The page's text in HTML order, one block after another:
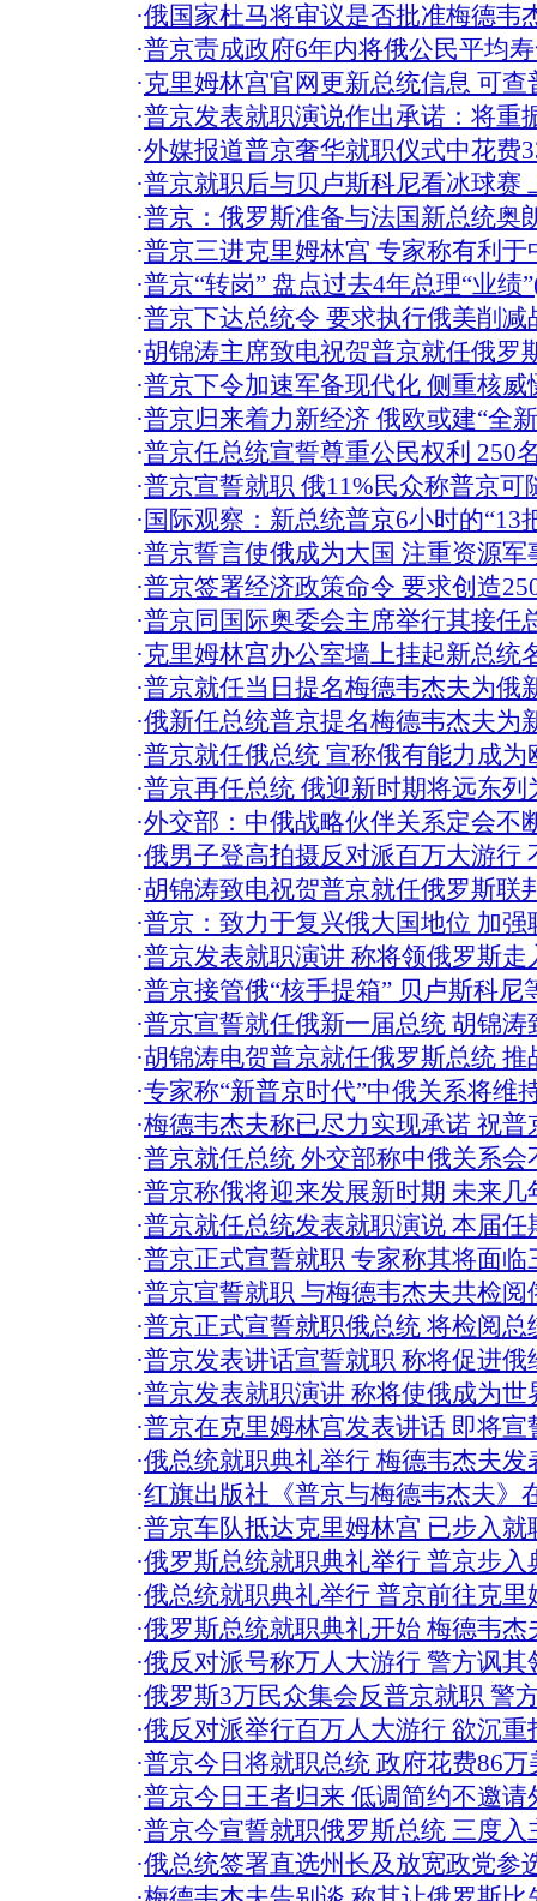
·俄国家杜马将审议是否批准梅德韦
·普京责成政府6年内将俄公民平均
·克里姆林宫官网更新总统信息 可查
·普京发表就职演说作出承诺：将重
·外媒报道普京奢华就职仪式中花费
·普京就职后与贝卢斯科尼看冰球赛
·普京：俄罗斯准备与法国新总统奥
·普京三进克里姆林宫 专家称有利于
·普京“转岗” 盘点过去4年总理“业绩
·普京下达总统令 要求执行俄美削减
·胡锦涛主席致电祝贺普京就任俄罗
·普京下令加速军备现代化 侧重核威
·普京归来着力新经济 俄欧或建“全
·普京任总统宣誓尊重公民权利 250
·普京宣誓就职 俄11%民众称普京可
· 国际观察：新总统普京6小时的“13
·普京誓言使俄成为大国 注重资源军
·普京签署经济政策命令 要求创造
·普京同国际奥委会主席举行其接任
·克里姆林宫办公室墙上挂起新总统
·普京就任当日提名梅德韦杰夫为俄
·俄新任总统普京提名梅德韦杰夫为
·普京就任俄总统 宣称俄有能力成为
·普京再任总统 俄迎新时期将远东列
·外交部：中俄战略伙伴关系定会不
·俄男子登高拍摄反对派百万大游行
·胡锦涛致电祝贺普京就任俄罗斯联
·普京：致力于复兴俄大国地位 加强
·普京发表就职演讲 称将领俄罗斯走
·普京接管俄“核手提箱” 贝卢斯科尼
·普京宣誓就任俄新一届总统 胡锦涛
·胡锦涛电贺普京就任俄罗斯总统 推
·专家称“新普京时代”中俄关系将维
·梅德韦杰夫称已尽力实现承诺 祝普
·普京就任总统 外交部称中俄关系会
·普京称俄将迎来发展新时期 未来几
·普京就任总统发表就职演说 本届任
·普京正式宣誓就职 专家称其将面临
·普京宣誓就职 与梅德韦杰夫共检阅
·普京正式宣誓就职俄总统 将检阅总
·普京发表讲话宣誓就职 称将促进俄
·普京发表就职演讲 称将使俄成为世
·普京在克里姆林宫发表讲话 即将宣
·俄总统就职典礼举行 梅德韦杰夫发
·红旗出版社《普京与梅德韦杰夫》
·普京车队抵达克里姆林宫 已步入
·俄罗斯总统就职典礼举行 普京步入
·俄总统就职典礼举行 普京前往克里
·俄罗斯总统就职典礼开始 梅德韦杰
·俄反对派号称万人大游行 警方讽其
·俄罗斯3万民众集会反普京就职 警
·俄反对派举行百万人大游行 欲沉重
·普京今日将就职总统 政府花费86
·普京今日王者归来 低调简约不邀请
·普京今宣誓就职俄罗斯总统 三度入
·俄总统签署直选州长及放宽政党参